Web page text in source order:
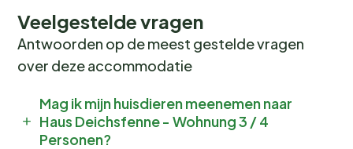
Veelgestelde vragen
Antwoorden op de meest gestelde vragen
over deze accommodatie
Mag ik mijn huisdieren meenemen naar
Haus Deichsfenne - Wohnung 3 / 4
Personen?